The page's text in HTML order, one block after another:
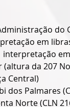
do
em
interpretação
(altura da 207
Central)
dos Palmares
Norte (CLN